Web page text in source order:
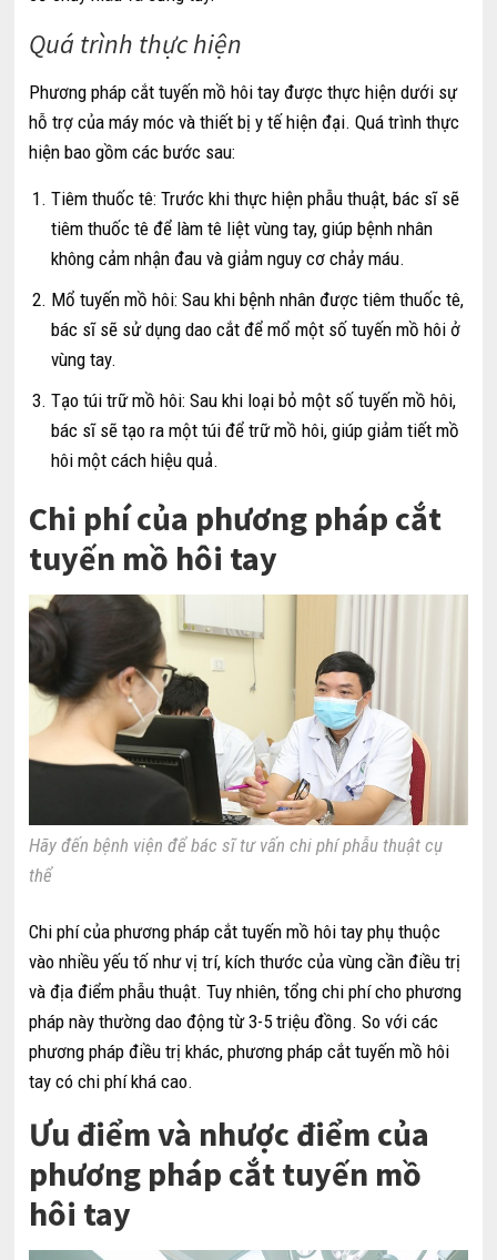
Quá trình thực hiện
Phương pháp cắt tuyến mồ hôi tay được thực hiện dưới sự
hỗ trợ của máy móc và thiết bị y tế hiện đại. Quá trình thực
hiện bao gồm các bước sau:
Tiêm thuốc tê: Trước khi thực hiện phẫu thuật, bác sĩ sẽ
tiêm thuốc tê để làm tê liệt vùng tay, giúp bệnh nhân
không cảm nhận đau và giảm nguy cơ chảy máu.
Mổ tuyến mồ hôi: Sau khi bệnh nhân được tiêm thuốc tê,
bác sĩ sẽ sử dụng dao cắt để mổ một số tuyến mồ hôi ở
vùng tay.
Tạo túi trữ mồ hôi: Sau khi loại bỏ một số tuyến mồ hôi,
bác sĩ sẽ tạo ra một túi để trữ mồ hôi, giúp giảm tiết mồ
hôi một cách hiệu quả.
Chi phí của phương pháp cắt
tuyến mồ hôi tay
Hãy đến bệnh viện để bác sĩ tư vấn chi phí phẫu thuật cụ
thể
Chi phí của phương pháp cắt tuyến mồ hôi tay phụ thuộc
vào nhiều yếu tố như vị trí, kích thước của vùng cần điều trị
và địa điểm phẫu thuật. Tuy nhiên, tổng chi phí cho phương
pháp này thường dao động từ 3-5 triệu đồng. So với các
phương pháp điều trị khác, phương pháp cắt tuyến mồ hôi
tay có chi phí khá cao.
Ưu điểm và nhược điểm của
phương pháp cắt tuyến mồ
hôi tay